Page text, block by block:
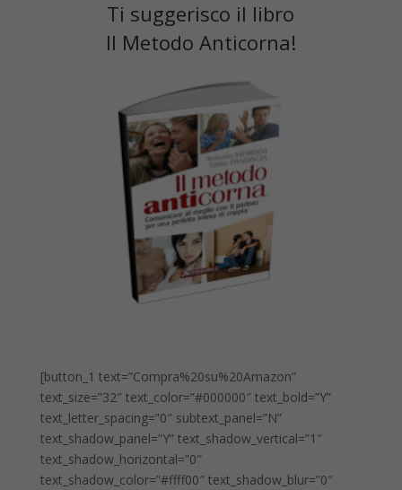
Ti suggerisco il libro
Il Metodo Anticorna!
[button_1 text=”Compra%20su%20Amazon”
text_size=”32″ text_color=”#000000″ text_bold=”Y”
text_letter_spacing=”0″ subtext_panel=”N”
text_shadow_panel=”Y” text_shadow_vertical=”1″
text_shadow_horizontal=”0″
text_shadow_color=”#ffff00″ text_shadow_blur=”0″